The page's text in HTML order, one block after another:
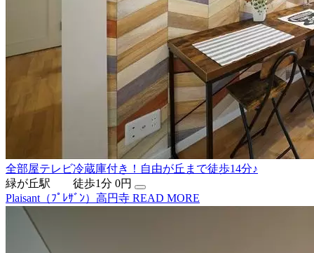
全部屋テレビ冷蔵庫付き！自由が丘まで徒歩14分♪
緑が丘駅 徒歩1分 0円
Plaisant（ﾌﾟﾚｻﾞﾝ）高円寺 READ MORE